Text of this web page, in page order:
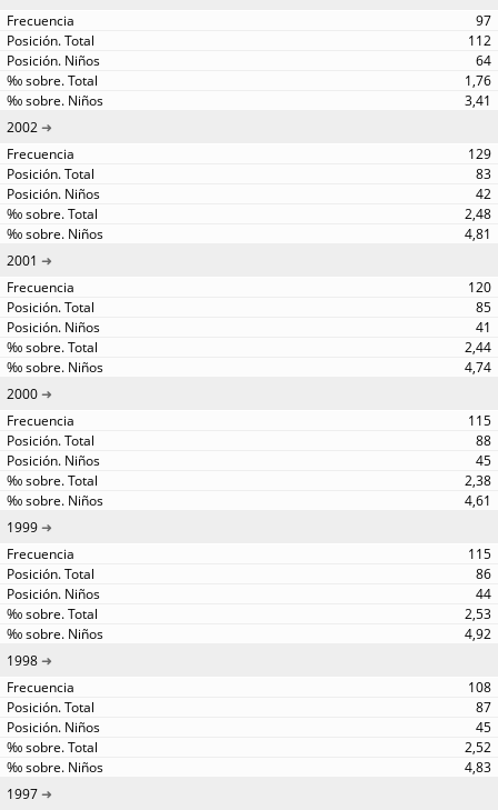
97
112
64
1,76
3,41
2002
129
83
42
2,48
4,81
2001
120
85
41
2,44
4,74
2000
115
88
45
2,38
4,61
1999
115
86
44
2,53
4,92
1998
108
87
45
2,52
4,83
1997